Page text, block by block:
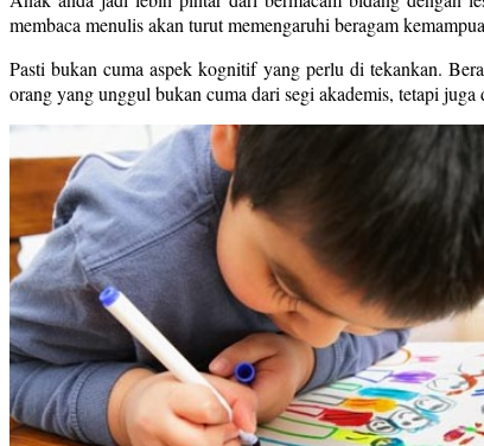
membaca menulis akan turut memengaruhi beragam
Pasti bukan cuma aspek kognitif yang perlu di tekankan.
orang yang unggul bukan cuma dari segi akademis, tetapi